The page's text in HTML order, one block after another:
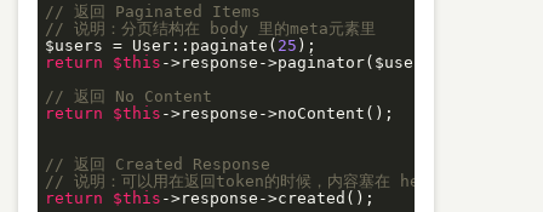
// 返回 Paginated Items
// 说明：分页结构在 body 里的meta元素里
$users = User::paginate( 25
return
$this ->response->paginator($users,
// 返回 No Content
return
$this ->response->noContent();
// 返回 Created Response
// 说明：可以用在返回token的时候，内容塞在 header里
return
$this